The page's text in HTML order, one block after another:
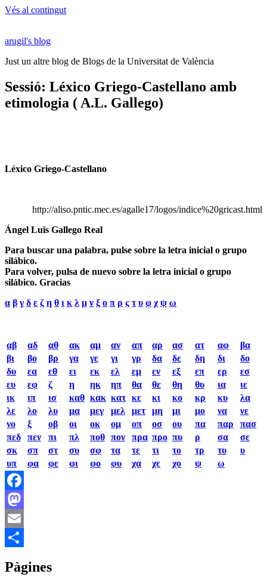
Vés al contingut
arugil's blog
Just un altre blog de Blogs de la Universitat de València
Sessió: Léxico Griego-Castellano amb
etimologia ( A.L. Gallego)
Léxico Griego-Castellano
http://aliso.pntic.mec.es/agalle17/logos/indice%20gricast.html
Ángel Luis Gallego Real
Para buscar una palabra, pulse sobre la letra inicial o grupo
silábico.
Para volver, pulsa de nuevo sobre la letra inicial o grupo
silábico. Gracias
α β γ δ ε ζ η θ ι κ λ μ ν ξ ο π ρ ς τ υ φ χ ψ ω
αβ αδ αθ ακ αμ αν απ αρ ασ ατ αφ
βα
βι
βο βρ γα γε γι γρ δα δε δη δι
δο
δυ
εα εθ ει εκ ελ εμ εν εξ επ ερ
εσ
ευ
εφ ζ η ηκ ηπ θα θε θη θυ ια
ιε
ικ
ιπ ισ καθ κακ κατ κε κι κο κρ κυ
λα
λε
λο λυ μα μεγ μελ μετ μη μι μο να
νε
νο
ξ οβ οι οκ ομ οπ οσ ου πα παρ
πασ
πεδ
πεν πι πλ ποθ πον πρα προ πυ ρ σα
σε
σκ
σπ στ συ σφ τα τε τι το τρ τυ
υ
υπ
φα φε φι φο φυ χα χε χο ψ ω
Facebook
Mastodon
Email
Pàgines